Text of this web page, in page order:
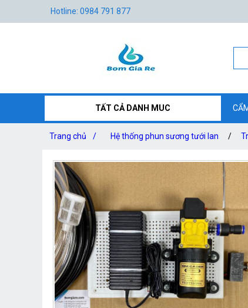
Hotline: 0984 791 877
TẤT CẢ DANH MUC
Trang chủ / Hệ thống phun sương tưới lan /